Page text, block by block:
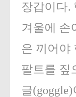
장갑이다.
겨울에 손
은 끼어야
팔트를 짚
글